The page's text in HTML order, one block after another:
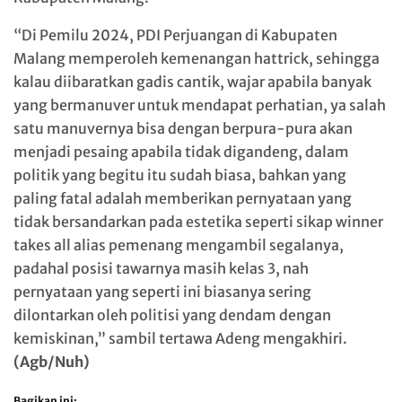
“Di Pemilu 2024, PDI Perjuangan di Kabupaten
Malang memperoleh kemenangan hattrick, sehingga
kalau diibaratkan gadis cantik, wajar apabila banyak
yang bermanuver untuk mendapat perhatian, ya salah
satu manuvernya bisa dengan berpura-pura akan
menjadi pesaing apabila tidak digandeng, dalam
politik yang begitu itu sudah biasa, bahkan yang
paling fatal adalah memberikan pernyataan yang
tidak bersandarkan pada estetika seperti sikap winner
takes all alias pemenang mengambil segalanya,
padahal posisi tawarnya masih kelas 3, nah
pernyataan yang seperti ini biasanya sering
dilontarkan oleh politisi yang dendam dengan
kemiskinan,” sambil tertawa Adeng mengakhiri.
(Agb/Nuh)